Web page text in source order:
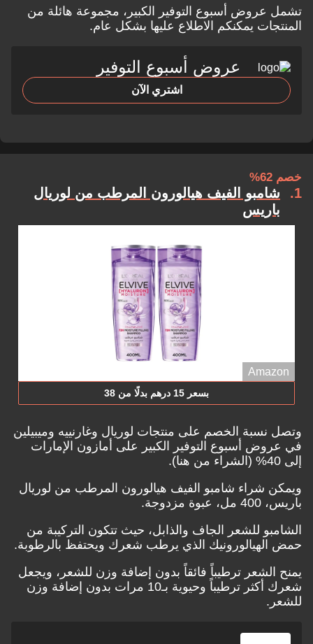
تشمل عروض أسبوع التوفير الكبير، مجموعة هائلة من
المنتجات يمكنكم الاطلاع عليها بشكل عام.
عروض أسبوع التوفير
اشتري الآن
خصم 62%
1
شامبو الفيف هيالورون المرطب من لوريال
باريس
Amazon
بسعر 15 درهم بدلًا من 38
وتصل نسبة الخصم على منتجات لوريال وغارنييه وميبيلين
في عروض أسبوع التوفير الكبير على أمازون الإمارات
إلى 40% (
الشراء من هنا).
ويمكن شراء شامبو الفيف هيالورون المرطب من لوريال
باريس، 400 مل، عبوة مزدوجة.
الشامبو للشعر الجاف والذابل، حيث تتكون التركيبة من
حمض الهيالورونيك الذي يرطب شعرك ويحتفظ بالرطوبة.
يمنح الشعر ترطيباً فائقاً بدون إضافة وزن للشعر، ويجعل
شعرك أكثر ترطيباً وحيوية بـ10 مرات بدون إضافة وزن
للشعر.